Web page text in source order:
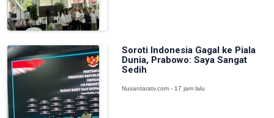
Soroti Indonesia Gagal ke Piala
Dunia, Prabowo: Saya Sangat
Sedih
Nusantaratv.com - 17 jam lalu